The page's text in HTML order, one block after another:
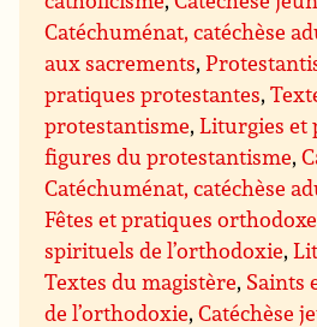
Catéchuménat, catéchèse
aux sacrements,
pratiques protestantes,
protestantisme,Liturgies et
figures du protestantisme,
Catéchuménat, catéchèse
Fêtes et pratiques
spirituels de l’orthodoxie,
Textes du magistère, Saints
de l’orthodoxie,Catéchèse